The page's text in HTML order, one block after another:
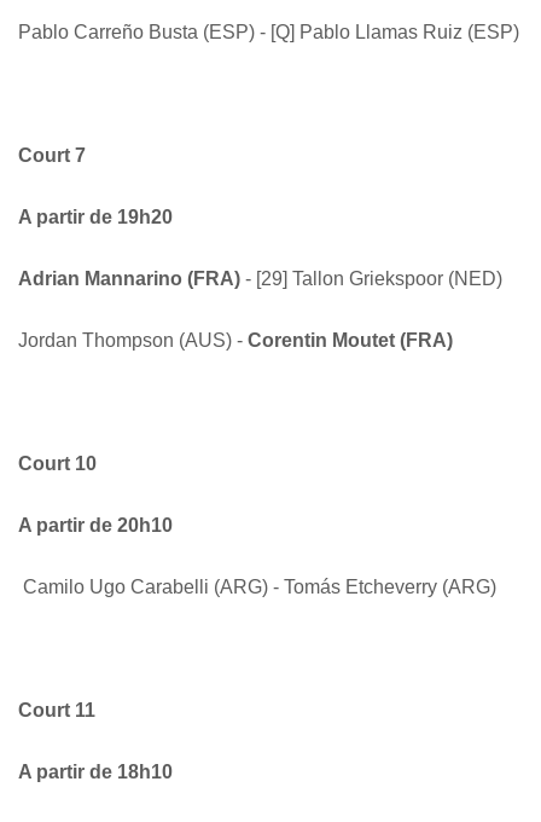
Pablo Carreño Busta (ESP) - [Q] Pablo Llamas Ruiz (ESP)
Court 7
A partir de 19h20
Adrian Mannarino (FRA) - [29] Tallon Griekspoor (NED)
Jordan Thompson (AUS) - Corentin Moutet (FRA)
Court 10
A partir de 20h10
Camilo Ugo Carabelli (ARG) - Tomás Etcheverry (ARG)
Court 11
A partir de 18h10